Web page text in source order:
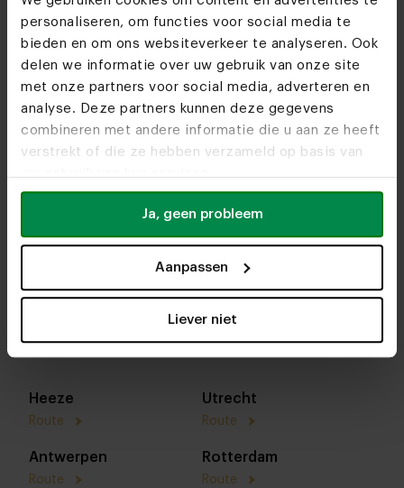
personaliseren, om functies voor social media te
bieden en om ons websiteverkeer te analyseren. Ook
delen we informatie over uw gebruik van onze site
met onze partners voor social media, adverteren en
analyse. Deze partners kunnen deze gegevens
combineren met andere informatie die u aan ze heeft
verstrekt of die ze hebben verzameld op basis van
Ja, geen probleem
Aanpassen
Liever niet
In onze woonwinkels kun je altijd terecht voor
interieuradvies, stof- en kleurstalen of om je favo
designs te bekijken. We helpen je graag bij het
samenstellen van jouw meubel. Tot snel!
Heeze
Route
Utrecht
Route
Antwerpen
Route
Rotterdam
Route